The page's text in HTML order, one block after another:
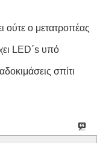
ούτε ο μετατροπέας
LED΄s υπό
σπίτι